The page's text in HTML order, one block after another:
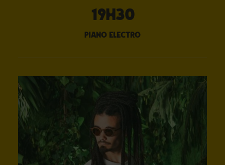
19H30
piano electro